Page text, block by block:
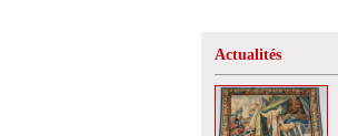
Actualités